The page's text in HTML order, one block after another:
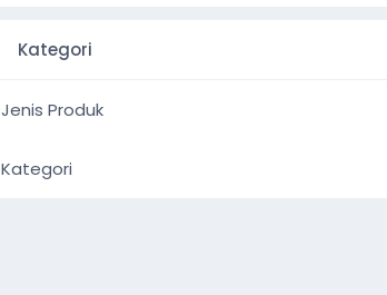
Kategori
Jenis Produk
Kategori